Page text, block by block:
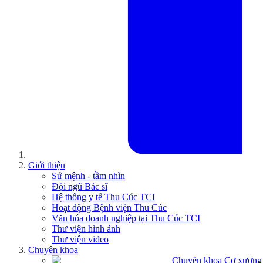
Giới thiệu
Sứ mệnh - tầm nhìn
Đội ngũ Bác sĩ
Hệ thống y tế Thu Cúc TCI
Hoạt động Bệnh viện Thu Cúc
Văn hóa doanh nghiệp tại Thu Cúc TCI
Thư viện hình ảnh
Thư viện video
Chuyên khoa
Chuyên khoa Cơ